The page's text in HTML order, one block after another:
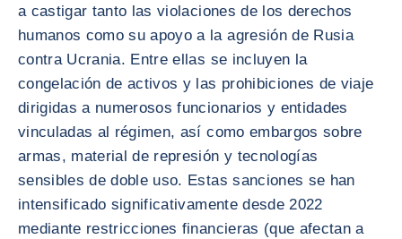
a castigar tanto las violaciones de los derechos
humanos como su apoyo a la agresión de Rusia
contra Ucrania. Entre ellas se incluyen la
congelación de activos y las prohibiciones de viaje
dirigidas a numerosos funcionarios y entidades
vinculadas al régimen, así como embargos sobre
armas, material de represión y tecnologías
sensibles de doble uso. Estas sanciones se han
intensificado significativamente desde 2022
mediante restricciones financieras (que afectan a